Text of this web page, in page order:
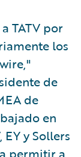
TATV por
los
de
de
en
y Sollers
permitir a